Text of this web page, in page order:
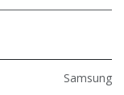
Samsung